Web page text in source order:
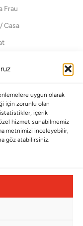
uygun olarak
için zorunlu olan
içerik
hizmet sunabilmemiz
metnimizi inceleyebilir,
göz atabilirsiniz.
Frau
Casa
Hizmetleri